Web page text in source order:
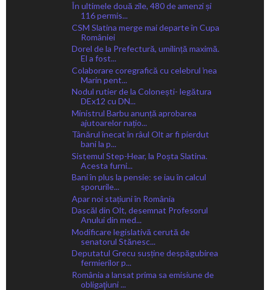
În ultimele două zile, 480 de amenzi și
116 permis...
CSM Slatina merge mai departe în Cupa
României
Dorel de la Prefectură, umilință maximă.
El a fost...
Colaborare coregrafică cu celebrul ̕nea
Marin pent...
Nodul rutier de la Colonești- legătura
DEx12 cu DN...
Ministrul Barbu anunță aprobarea
ajutoarelor națio...
Tânărul înecat în râul Olt ar fi pierdut
bani la p...
Sistemul Step-Hear, la Poșta Slatina.
Acesta furni...
Bani în plus la pensie: se iau în calcul
sporurile...
Apar noi stațiuni în România
Dascăl din Olt, desemnat Profesorul
Anului din med...
Modificare legislativă cerută de
senatorul Stănesc...
Deputatul Grecu susține despăgubirea
fermierilor p...
România a lansat prima sa emisiune de
obligaţiuni ...